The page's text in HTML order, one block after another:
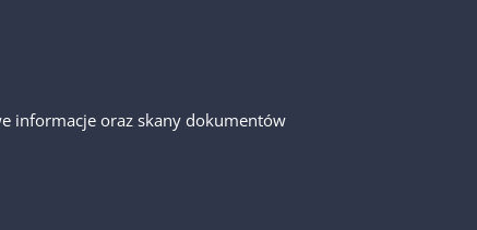
informacje oraz skany dokumentów